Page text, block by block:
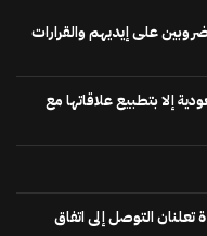
على إيديهم والقرارات
إلا بتطبيع علاقاتها مع
التوصل إلى اتفاق